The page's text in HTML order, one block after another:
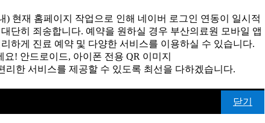
현재 홈페이지 작업으로 인해 네이버 로그인 연동이 일시적
단히 죄송합니다. 예약을 원하실 경우 부산의료원 모바일 앱
하게 진료 예약 및 다양한 서비스를 이용하실 수 있습니다.
! 안드로이드, 아이폰 전용 QR 이미지
한 서비스를 제공할 수 있도록 최선을 다하겠습니다.
닫기